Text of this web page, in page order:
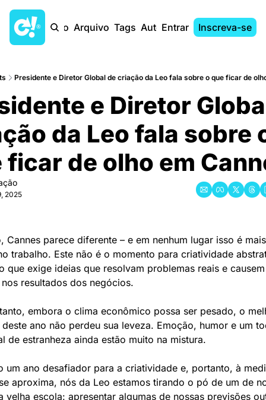
Início Arquivo Tags AutoresEntrar Inscreva-se
Presidente e Diretor Global de criação da Leo fala sobre o que ficar de
e Diretor
da Leo fala sobre
ficar de olho em
2025
Cannes parece diferente – e em nenhum lugar isso é
trabalho. Este não é o momento para criatividade
que exige ideias que resolvam problemas reais e causem
resultados dos negócios.
embora o clima econômico possa ser pesado, o
ano não perdeu sua leveza. Emoção, humor e um
de estranheza ainda estão muito na mistura.
um ano desafiador para a criatividade e, portanto, à
aproxima, nós da Leo estamos tirando o pó de um de
velha escola: apresentar algumas de nossas previsões